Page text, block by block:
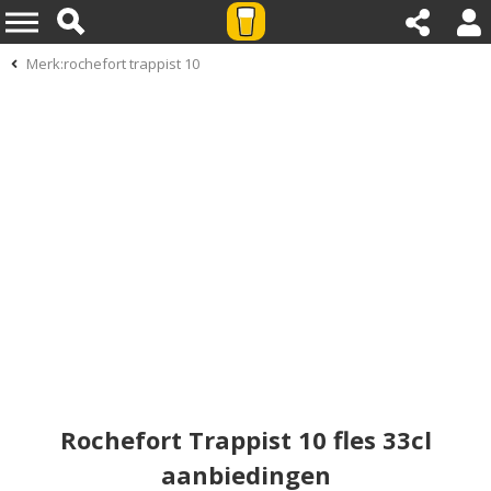
Merk:rochefort trappist 10
Rochefort Trappist 10 fles 33cl
aanbiedingen